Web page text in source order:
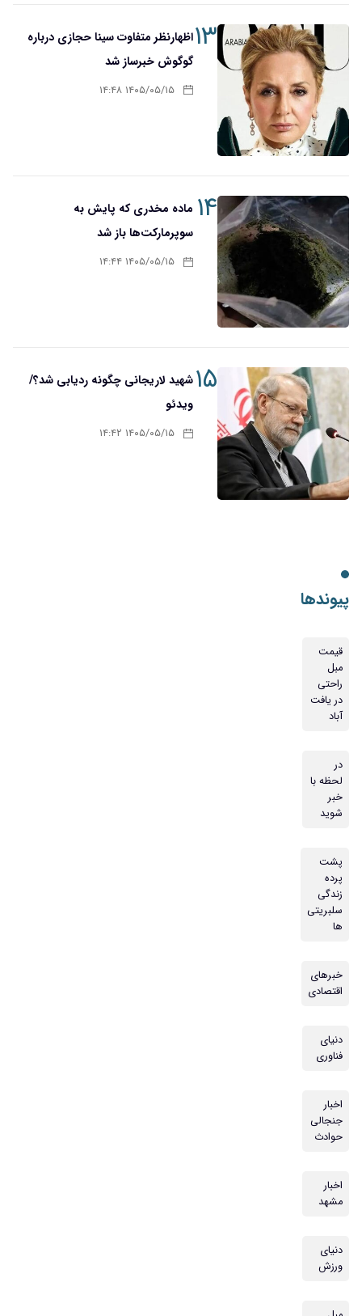
۱۳اظهارنظر متفاوت سینا حجازی درباره
گوگوش خبرساز شد
۱۴۰۵/۰۵/۱۵ ۱۴:۴۸
۱۴ ماده مخدری که پایش به
سوپرمارکت‌ها باز شد
۱۴۰۵/۰۵/۱۵ ۱۴:۴۴
۱۵شهید لاریجانی چگونه ردیابی شد؟/
ویدئو
۱۴۰۵/۰۵/۱۵ ۱۴:۴۲
پیوندها
قیمت
مبل
راحتی
در یافت
آباد
در
لحظه با
خبر
شوید
پشت
پرده
زندگی
سلبریتی
ها
خبرهای
اقتصادی
دنیای
فناوری
اخبار
جنجالی
حوادث
اخبار
مشهد
دنیای
ورزش